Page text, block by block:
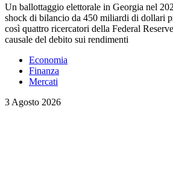
Un ballottaggio elettorale in Georgia nel
shock di bilancio da 450 miliardi di dollari
così quattro ricercatori della Federal
causale del debito sui rendimenti
Economia
Finanza
Mercati
3 Agosto 2026